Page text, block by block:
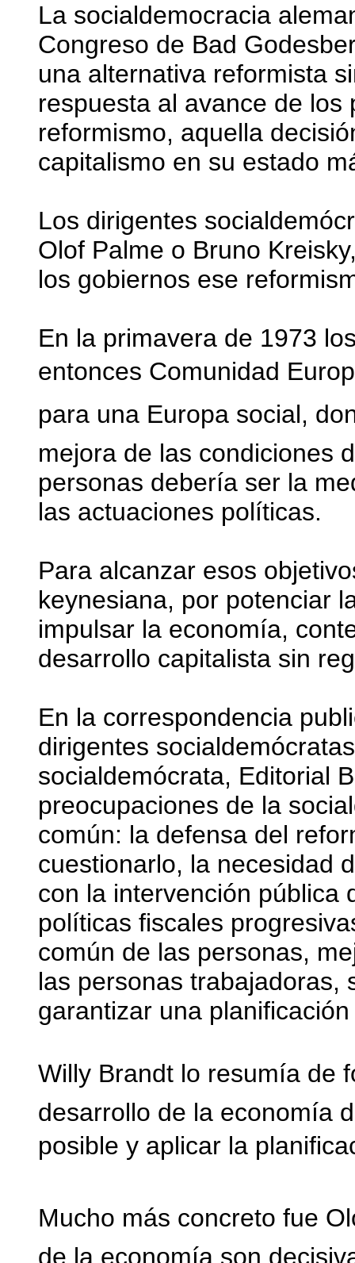
La socialdemocracia
Congreso de Bad
una alternativa reformista
respuesta al avance de
reformismo, aquella
capitalismo en su estado
Los dirigentes
Olof Palme o Bruno
los gobiernos ese
En la primavera de 1973
entonces Comunidad
para una Europa social,
mejora de las condiciones
personas debería ser la
las actuaciones políticas.
Para alcanzar esos
keynesiana, por potenciar
impulsar la economía,
desarrollo capitalista sin
En la correspondencia
dirigentes
socialdemócrata, Editorial
preocupaciones de la
común: la defensa del
cuestionarlo, la necesidad
con la intervención pública
políticas fiscales
común de las personas,
las personas trabajadoras,
garantizar una
Willy Brandt lo resumía de
desarrollo de la economía
posible y aplicar la
Mucho más concreto fue
de la economía son